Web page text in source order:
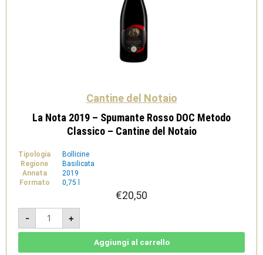
Cantine del Notaio
La Nota 2019 – Spumante Rosso DOC Metodo
Classico – Cantine del Notaio
Tipologia
Bollicine
Regione
Basilicata
Annata
2019
Formato
0,75 l
€20,50
-
La
Nota
2019
-
+
Aggiungi al carrello